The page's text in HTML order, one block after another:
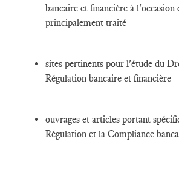
bancaire et financière à l'occasion
principalement traité
sites pertinents pour l'étude du
Régulation bancaire et financière
ouvrages et articles portant
Régulation et la Compliance